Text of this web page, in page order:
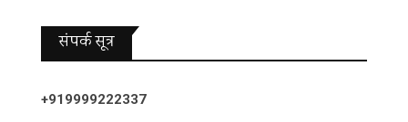
संपर्क सूत्र
+919999222337